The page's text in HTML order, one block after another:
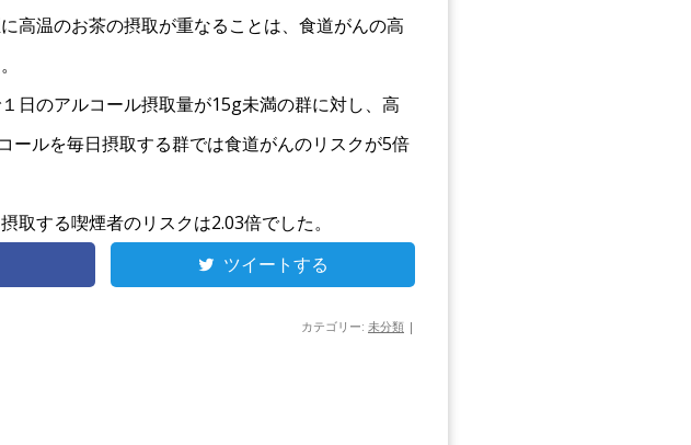
高温のお茶の摂取が重なることは、食道がんの高
日のアルコール摂取量が15g未満の群に対し、高
ールを毎日摂取する群では食道がんのリスクが5倍
取する喫煙者のリスクは2.03倍でした。
ツイートする
カテゴリー: 未分類 |